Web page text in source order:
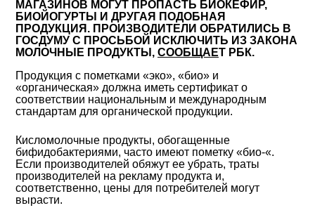
МАГАЗИНОВ МОГУТ ПРОПАСТЬ БИОКЕФИР,
БИОЙОГУРТЫ И ДРУГАЯ ПОДОБНАЯ
ПРОДУКЦИЯ. ПРОИЗВОДИТЕЛИ ОБРАТИЛИСЬ В
ГОСДУМУ С ПРОСЬБОЙ ИСКЛЮЧИТЬ ИЗ ЗАКОНА
МОЛОЧНЫЕ ПРОДУКТЫ, СООБЩАЕТ РБК.
Продукция с пометками «эко», «био» и
«органическая» должна иметь сертификат о
соответствии национальным и международным
стандартам для органической продукции.
Кисломолочные продукты, обогащенные
бифидобактериями, часто имеют пометку «био-«.
Если производителей обяжут ее убрать, траты
производителей на рекламу продукта и,
соответственно, цены для потребителей могут
вырасти.